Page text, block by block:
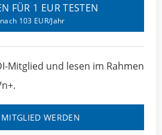
FÜR 1 EUR TESTEN
103 EUR/Jahr
Mitglied und lesen im Rahmen
MITGLIED WERDEN